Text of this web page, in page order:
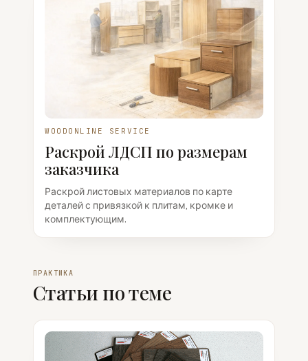
WOODONLINE SERVICE
Раскрой ЛДСП по размерам
заказчика
Раскрой листовых материалов по карте
деталей с привязкой к плитам, кромке и
комплектующим.
ПРАКТИКА
Статьи по теме